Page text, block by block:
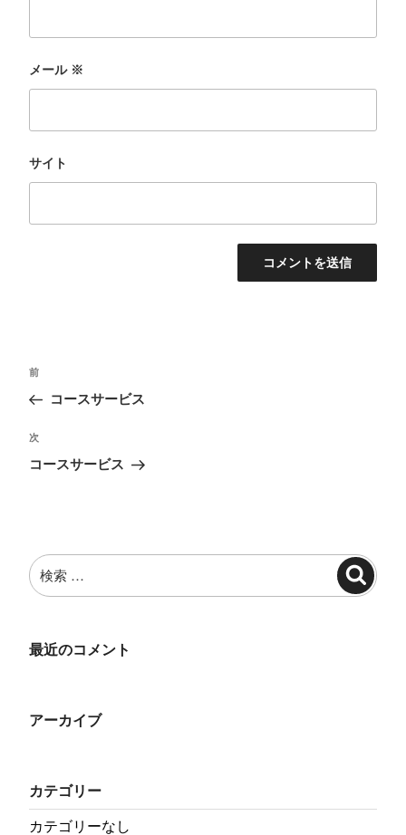
メール ※
サイト
投
ビ
ゲ
ン
過
去
投
前
コースサービス
次
の
次
コースサービス
検
索:
検
索
最近のコメント
アーカイブ
カテゴリー
カテゴリーなし